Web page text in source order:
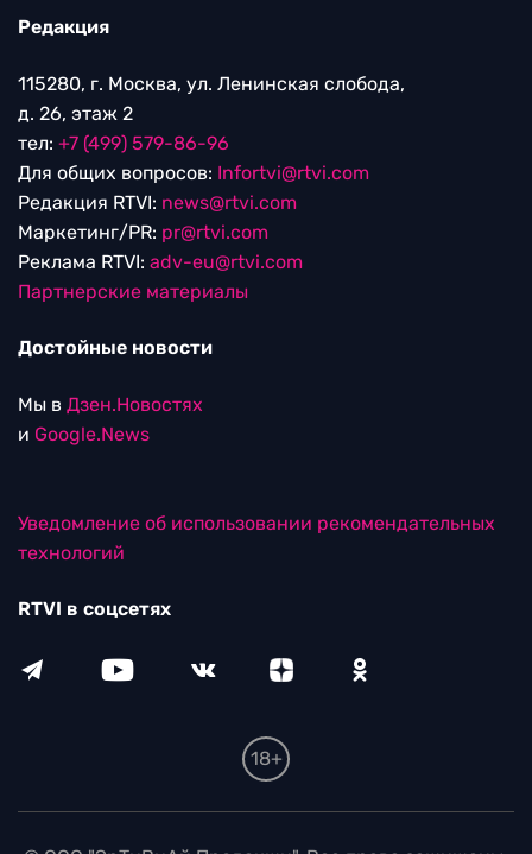
Редакция
115280, г. Москва, ул. Ленинская слобода,
д. 26, этаж 2
тел: +7 (499) 579-86-96
Для общих вопросов: Infortvi@rtvi.com
Редакция RTVI: news@rtvi.com
Маркетинг/PR: pr@rtvi.com
Реклама RTVI: adv-eu@rtvi.com
Партнерские материалы
Достойные новости
Мы в Дзен.Новостях
и Google.News
Уведомление об использовании рекомендательных
технологий
RTVI в соцсетях
18+